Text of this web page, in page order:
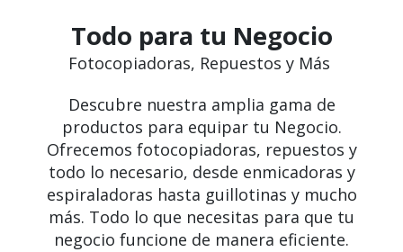
Todo para tu Negocio
Fotocopiadoras, Repuestos y Más
Descubre nuestra amplia gama de
productos para equipar tu Negocio.
Ofrecemos fotocopiadoras, repuestos y
todo lo necesario, desde enmicadoras y
espiraladoras hasta guillotinas y mucho
más. Todo lo que necesitas para que tu
negocio funcione de manera eficiente.